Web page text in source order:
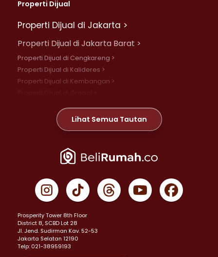
Properti Dijual
Properti Dijual di Jakarta >
Properti Dijual di Jakarta Barat >
Properti Dijual di Cengkareng >
Properti Dijual di Kalideres >
Properti Dijual di Kembangan >
Properti Dijual di Meruya >
Properti Dijual di Jelambar >
Properti Dijual di Jakarta Pusat >
Properti Dijual di Gambir >
Properti Dijual di Johar Baru >
Properti Dijual di Menteng >
Properti Dijual di Senen >
Properti Dijual di Tanah Abang >
Properti Dijual di Cikini >
Lihat Semua Tautan
Prosperity Tower 8th Floor
District 8, SCBD Lot 28
JI. Jend. Sudirman Kav. 52-53
Jakarta Selatan 12190
Telp: 021-38959193